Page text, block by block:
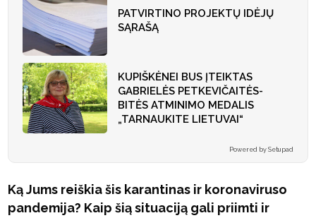
PATVIRTINO PROJEKTŲ IDĖJŲ
SĄRAŠĄ
KUPIŠKĖNEI BUS ĮTEIKTAS
GABRIELĖS PETKEVIČAITĖS-
BITĖS ATMINIMO MEDALIS
„TARNAUKITE LIETUVAI“
Powered by Setupad
Ką Jums reiškia šis karantinas ir koronaviruso
pandemija? Kaip šią situaciją gali priimti ir